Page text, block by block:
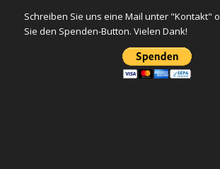
Schreiben Sie uns eine Mail unter "Kontakt"
Sie den Spenden-Button. Vielen Dank!